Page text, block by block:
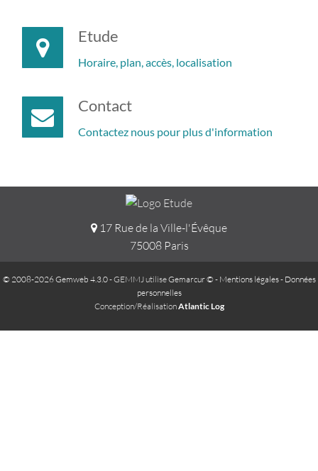
Etude
Horaire, plan, accès, localisation
Contact
Contactez nous pour plus d'information
17 Rue de la Ville-l'Évêque
75008 Paris
© 2008-2026 Gemweb 4.3.0- GEMMJ utiliseGemarcur © - Mentions légales- Données
personnelles
Conception/RéalisationAtlantic Log